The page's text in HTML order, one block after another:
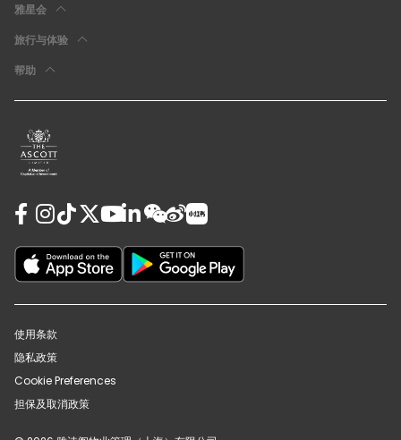
雅星会
旅行与体验
帮助
使用条款
隐私政策
Cookie Preferences
担保及取消政策